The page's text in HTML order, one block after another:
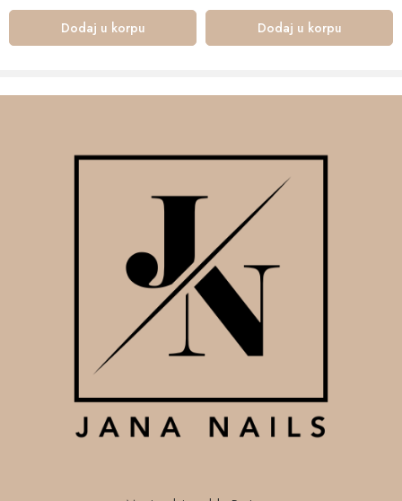
Dodaj u korpu Dodaj u korpu